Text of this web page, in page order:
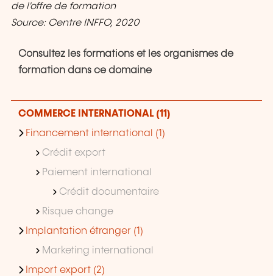
de l'offre de formation
Source: Centre INFFO, 2020
Consultez les formations et les organismes de
formation dans ce domaine
COMMERCE INTERNATIONAL (11)
Financement international (1)
Crédit export
Paiement international
Crédit documentaire
Risque change
Implantation étranger (1)
Marketing international
Import export (2)